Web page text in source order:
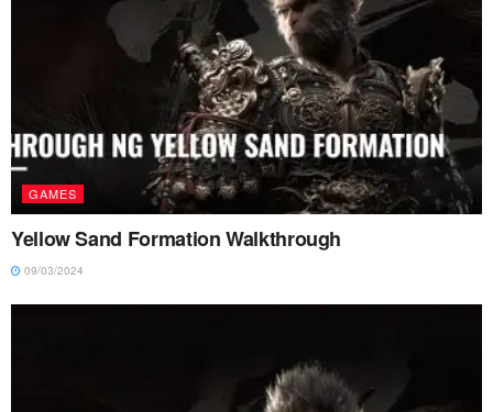
GAMES
Yellow Sand Formation Walkthrough
09/03/2024